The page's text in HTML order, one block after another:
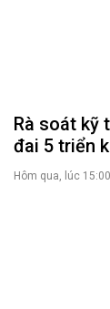
Rà soát kỹ
đai 5 triển
Hôm qua, lúc 15:00